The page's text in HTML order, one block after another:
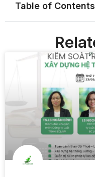
Table of Contents